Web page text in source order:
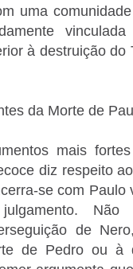
uma
à destruição do
da Morte de
mais
diz respeito
se com Paulo
julgamento.
de
de Pedro ou à